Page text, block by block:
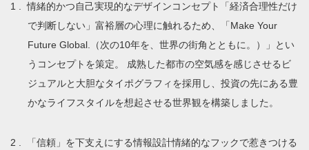
情緒的かつ自己実現的なデザインコンセプト「経済合理性だけ
で判断しない」富裕層の心理に触れるため、「Make Your
Future Global.（次の10年を、世界の街角とともに。）」とい
うコンセプトを策定。 成熟した都市の空気感を感じさせるビ
ジュアルと大胆なタイポグラフィを採用し、投資の先にある豊
かなライフスタイルを想起させる世界観を構築しました。
「信頼」を下支えにする情報設計情緒的なフックで惹きつける